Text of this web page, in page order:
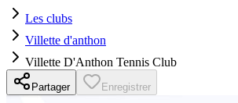
Les clubs
Villette d'anthon
Villette D'Anthon Tennis Club
Partager Enregistrer